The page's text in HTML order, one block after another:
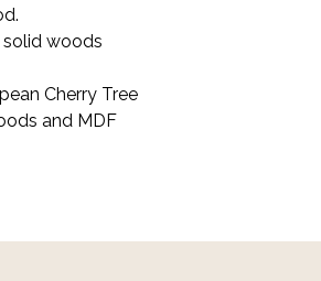
solid woods
Cherry Tree
and MDF